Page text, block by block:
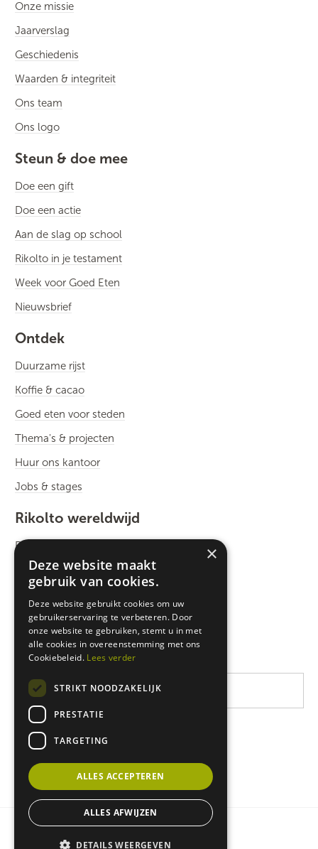
Onze missie
Jaarverslag
Geschiedenis
Waarden & integriteit
Ons team
Ons logo
Steun & doe mee
Doe een gift
Doe een actie
Aan de slag op school
Rikolto in je testament
Week voor Goed Eten
Nieuwsbrief
Ontdek
Duurzame rijst
Koffie & cacao
Goed eten voor steden
Thema's & projecten
Huur ons kantoor
Jobs & stages
Rikolto wereldwijd
Rikolto International
Zuid-Oost Azië
West-Afrika
Latijns-Amerika
Privacy & cookie policy
×
Deze website maakt
gebruik van cookies.
Deze website gebruikt cookies om uw
gebruikerservaring te verbeteren. Door
onze website te gebruiken, stemt u in met
alle cookies in overeenstemming met ons
Cookiebeleid. Lees verder
STRIKT NOODZAKELIJK
PRESTATIE
TARGETING
ALLES ACCEPTEREN
ALLES AFWIJZEN
DETAILS WEERGEVEN